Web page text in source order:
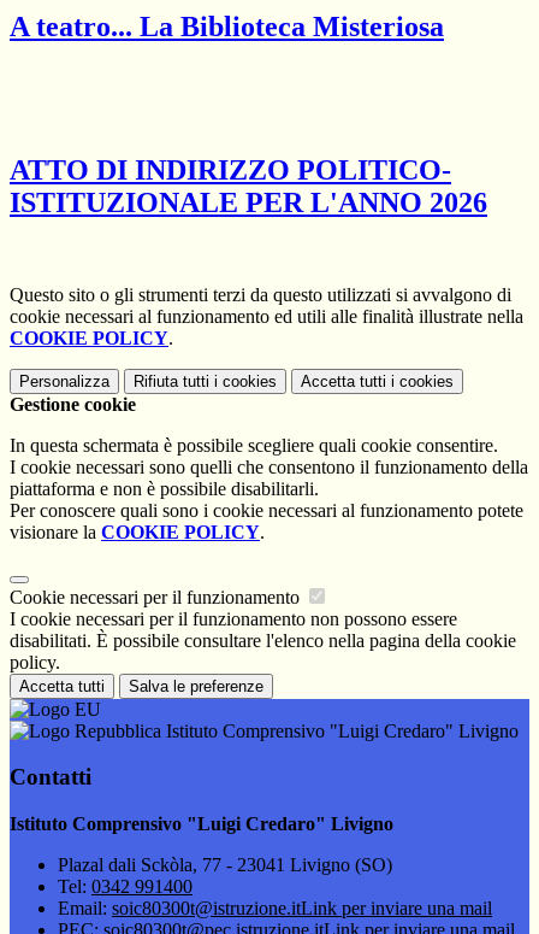
A teatro... La Biblioteca Misteriosa
ATTO DI INDIRIZZO POLITICO-
ISTITUZIONALE PER L'ANNO 2026
Questo sito o gli strumenti terzi da questo utilizzati si avvalgono di
cookie necessari al funzionamento ed utili alle finalità illustrate nella
COOKIE POLICY.
Personalizza Rifiuta tutti i cookies Accetta tutti i cookies
Gestione cookie
In questa schermata è possibile scegliere quali cookie consentire.
I cookie necessari sono quelli che consentono il funzionamento della
piattaforma e non è possibile disabilitarli.
Per conoscere quali sono i cookie necessari al funzionamento potete
visionare la COOKIE POLICY.
Cookie necessari per il funzionamento
I cookie necessari per il funzionamento non possono essere
disabilitati. È possibile consultare l'elenco nella pagina della cookie
policy.
Accetta tutti Salva le preferenze
Istituto Comprensivo "Luigi Credaro" Livigno
Contatti
Istituto Comprensivo "Luigi Credaro" Livigno
Plazal dali Sckòla, 77 - 23041 Livigno (SO)
Tel: 0342 991400
Email: soic80300t@istruzione.itLink per inviare una mail
PEC: soic80300t@pec.istruzione.itLink per inviare una mail